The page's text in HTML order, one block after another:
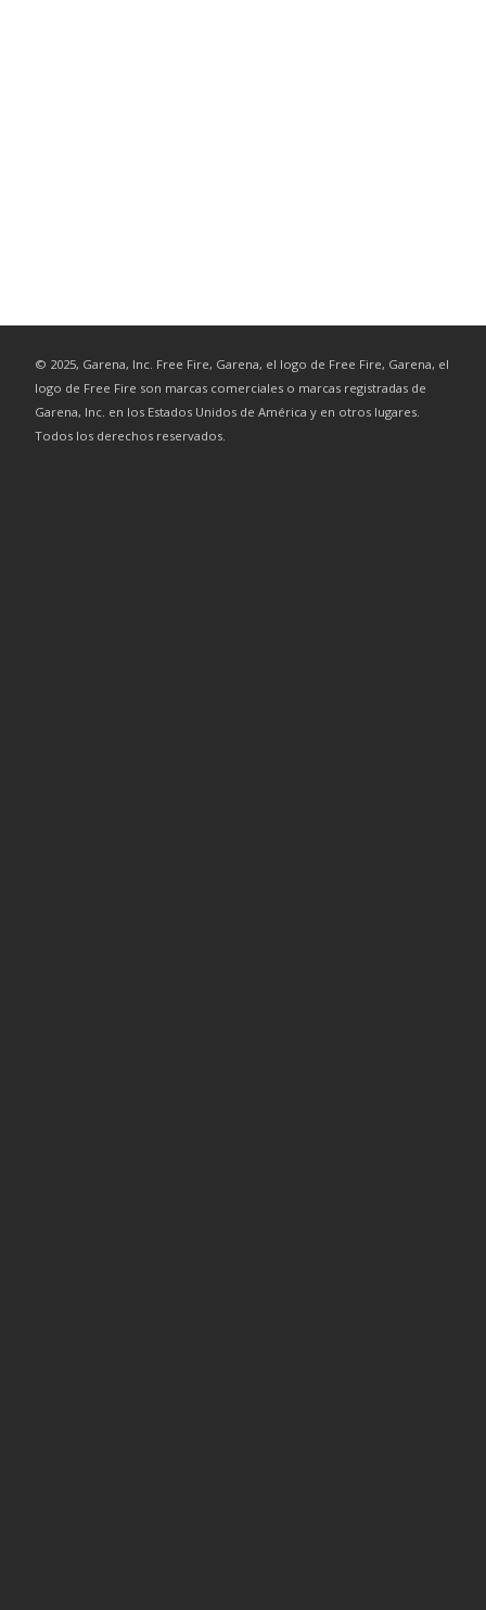
© 2025, Garena, Inc. Free Fire, Garena, el logo de Free Fire, Garena, el
logo de Free Fire son marcas comerciales o marcas registradas de
Garena, Inc. en los Estados Unidos de América y en otros lugares.
Todos los derechos reservados.